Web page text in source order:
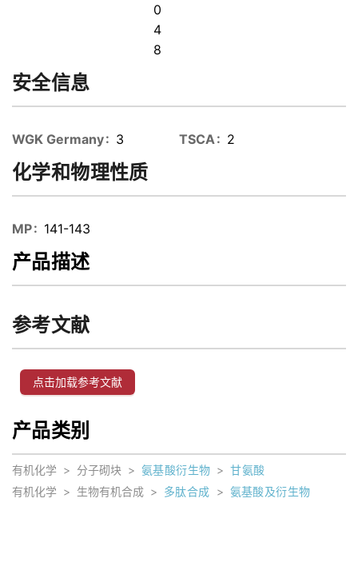
0
4
8
安全信息
WGK Germany 3 TSCA 2
化学和物理性质
MP 141-143
产品描述
参考文献
点击加载参考文献
产品类别
有机化学 > 分子砌块 > 氨基酸衍生物 > 甘氨酸
有机化学 > 生物有机合成 > 多肽合成 > 氨基酸及衍生物